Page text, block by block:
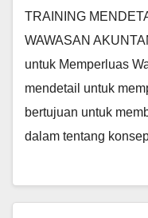
TRAINING
WAWASAN
untuk Memperluas
mendetail untuk
bertujuan untuk
dalam tentang